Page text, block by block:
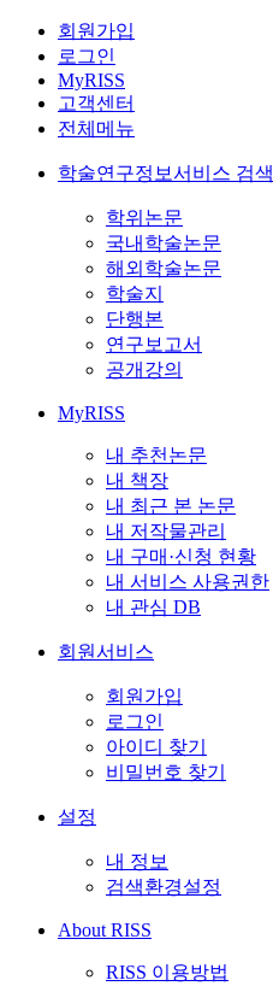
회원가입
로그인
MyRISS
고객센터
전체메뉴
학술연구정보서비스 검색
학위논문
국내학술논문
해외학술논문
학술지
단행본
연구보고서
공개강의
MyRISS
내 추천논문
내 책장
내 최근 본 논문
내 저작물관리
내 구매·신청 현황
내 서비스 사용권한
내 관심 DB
회원서비스
회원가입
로그인
아이디 찾기
비밀번호 찾기
설정
내 정보
검색환경설정
About RISS
RISS 이용방법